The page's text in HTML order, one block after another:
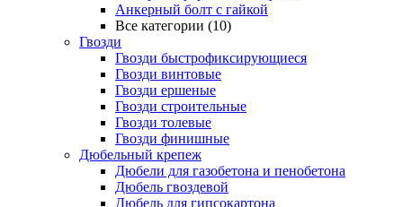
Анкерный болт с гайкой
Все категории (10)
Гвозди
Гвозди быстрофиксирующиеся
Гвозди винтовые
Гвозди ершеные
Гвозди строительные
Гвозди толевые
Гвозди финишные
Дюбельный крепеж
Дюбели для газобетона и пенобетона
Дюбель гвоздевой
Дюбель для гипсокартона